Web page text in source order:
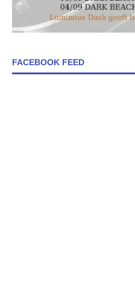
FACEBOOK FEED